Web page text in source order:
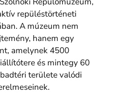
repüléstörténeti
A múzeum nem
hanem egy
amelynek 4500
és mintegy 60
területe valódi